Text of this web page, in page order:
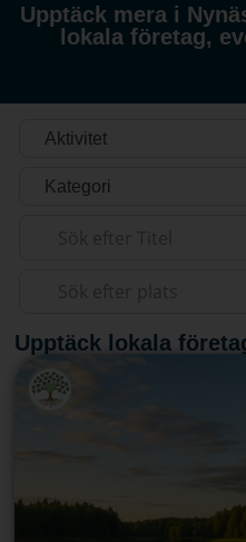
Upptäck mera i
lokala företag,
Välj söktyp
Kategori
Upptäck lokala